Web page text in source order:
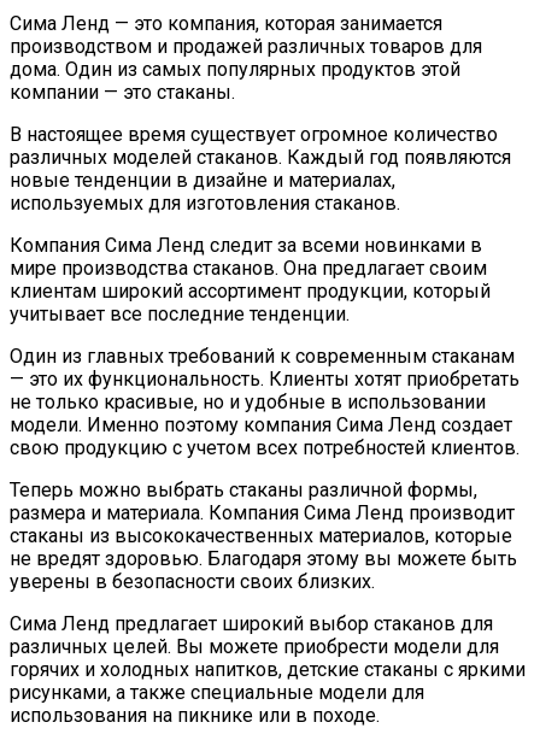
Сима Ленд — это компания, которая занимается
производством и продажей различных товаров для
дома. Один из самых популярных продуктов этой
компании — это стаканы.
В настоящее время существует огромное количество
различных моделей стаканов. Каждый год появляются
новые тенденции в дизайне и материалах,
используемых для изготовления стаканов.
Компания Сима Ленд следит за всеми новинками в
мире производства стаканов. Она предлагает своим
клиентам широкий ассортимент продукции, который
учитывает все последние тенденции.
Один из главных требований к современным стаканам
— это их функциональность. Клиенты хотят приобретать
не только красивые, но и удобные в использовании
модели. Именно поэтому компания Сима Ленд создает
свою продукцию с учетом всех потребностей клиентов.
Теперь можно выбрать стаканы различной формы,
размера и материала. Компания Сима Ленд производит
стаканы из высококачественных материалов, которые
не вредят здоровью. Благодаря этому вы можете быть
уверены в безопасности своих близких.
Сима Ленд предлагает широкий выбор стаканов для
различных целей. Вы можете приобрести модели для
горячих и холодных напитков, детские стаканы с яркими
рисунками, а также специальные модели для
использования на пикнике или в походе.